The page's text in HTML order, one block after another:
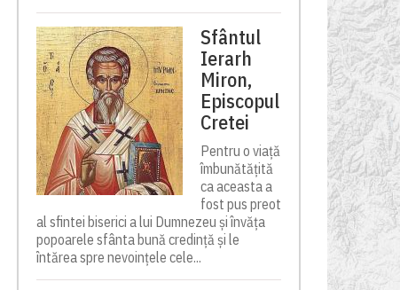
Sfântul
Ierarh
Miron,
Episcopul
Cretei
Pentru o viață
îmbunătățită
ca aceasta a
fost pus preot
al sfintei biserici a lui Dumnezeu și învăța
popoarele sfânta bună credință și le
întărea spre nevoințele cele...